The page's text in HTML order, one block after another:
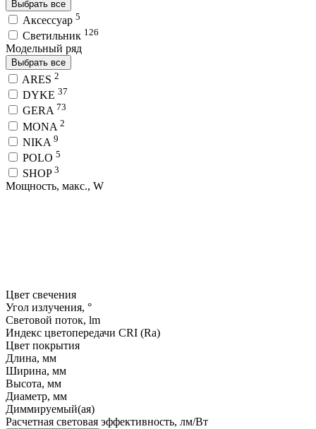
Выбрать все
Аксессуар 5
Светильник 126
Модельный ряд
Выбрать все
ARES 2
DYKE 37
GERA 73
MONA 2
NIKA 9
POLO 5
SHOP 3
Мощность, макс., W
Цвет свечения
Угол излучения, °
Световой поток, lm
Индекс цветопередачи CRI (Ra)
Цвет покрытия
Длина, мм
Ширина, мм
Высота, мм
Диаметр, мм
Диммируемый(ая)
Расчетная световая эффективность, лм/Вт